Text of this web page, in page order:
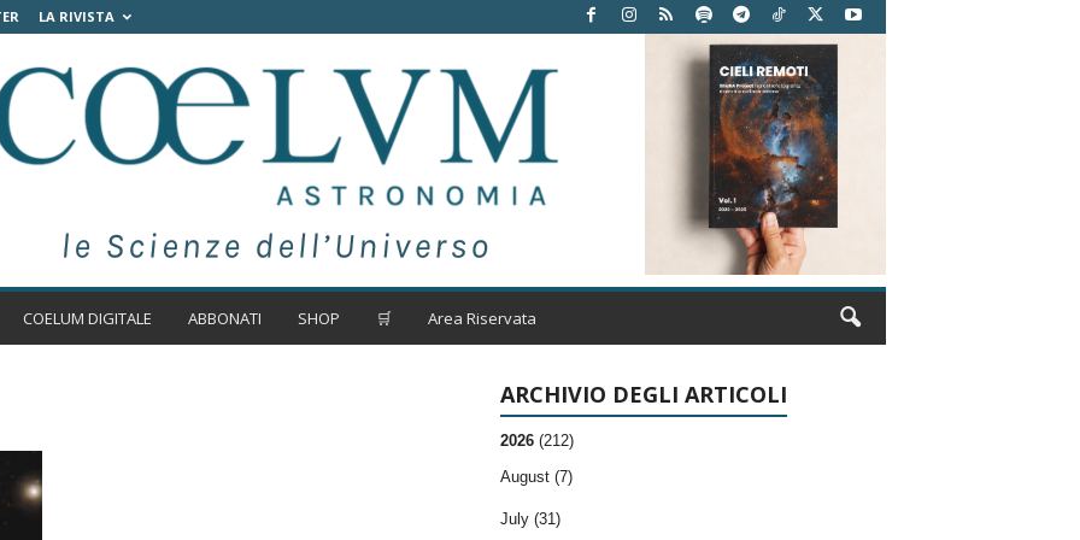
LA RIVISTA
COELUM DIGITALE ABBONATI SHOP 🛒 Area Riservata
ARCHIVIO DEGLI ARTICOLI
2026 (212)
August (7)
July (31)